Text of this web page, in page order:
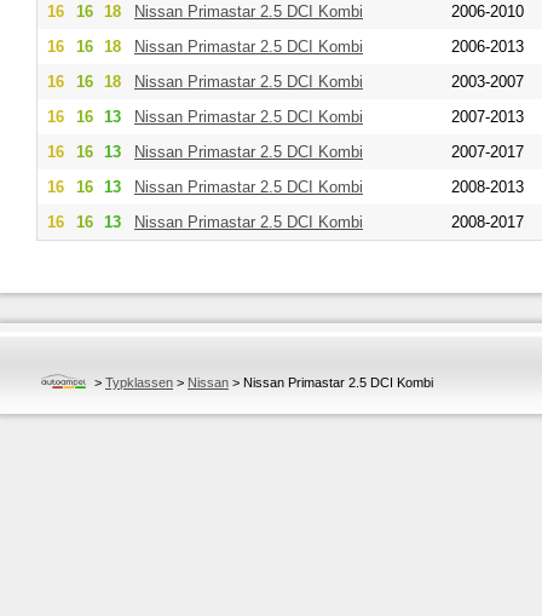
16
16 18 Nissan Primastar 2.5 DCI Kombi
2006-2010
16
16 18 Nissan Primastar 2.5 DCI Kombi
2006-2013
16
16 18 Nissan Primastar 2.5 DCI Kombi
2003-2007
16
16 13 Nissan Primastar 2.5 DCI Kombi
2007-2013
16
16 13 Nissan Primastar 2.5 DCI Kombi
2007-2017
16
16 13 Nissan Primastar 2.5 DCI Kombi
2008-2013
16
16 13 Nissan Primastar 2.5 DCI Kombi 2008-2017
> Typklassen > Nissan > Nissan Primastar 2.5 DCI Kombi